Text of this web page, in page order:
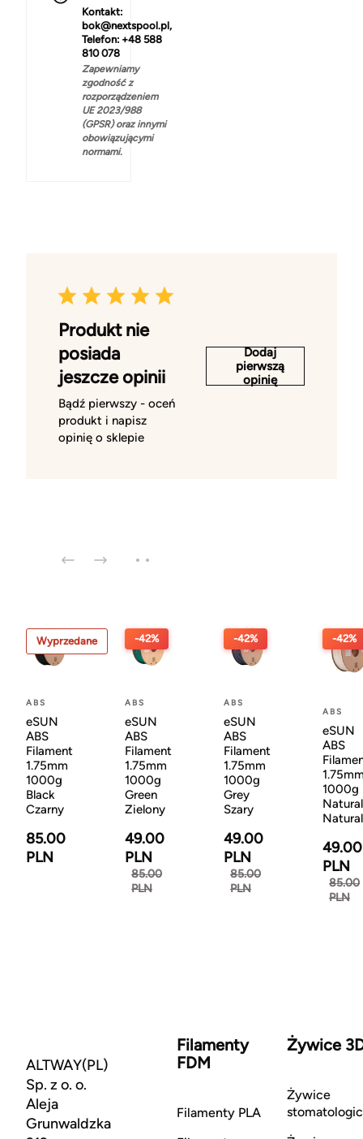
Kontakt:
bok@nextspool.pl,
Telefon: +48 588
810 078
Zapewniamy
zgodność z
rozporządzeniem
UE 2023/988
(GPSR) oraz innymi
obowiązującymi
normami.
Produkt nie
posiada
jeszcze opinii
Bądź pierwszy - oceń
produkt i napisz
opinię o sklepie
Dodaj
pierwszą
opinię
Wyprzedane
ABS
eSUN
ABS
Filament
1.75mm
1000g
Black
Czarny
85.00
PLN
-42%
ABS
eSUN
ABS
Filament
1.75mm
1000g
Green
Zielony
49.00
PLN
85.00
PLN
-42%
ABS
eSUN
ABS
Filament
1.75mm
1000g
Grey
Szary
49.00
PLN
85.00
PLN
-42%
ABS
eSUN
ABS
1000g
Natural
49.00
PLN
85.00
PLN
ALTWAY(PL)
Sp. z o. o.
Aleja
Grunwaldzka
Filamenty
FDM
Filamenty PLA
Żywice
Żywice